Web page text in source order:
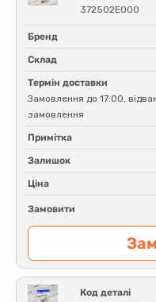
372502E000
Бренд
Склад
Термін доставки
Замовлення до 17:00,
замовлення
Примітка
Залишок
Ціна
Замовити
Код деталі